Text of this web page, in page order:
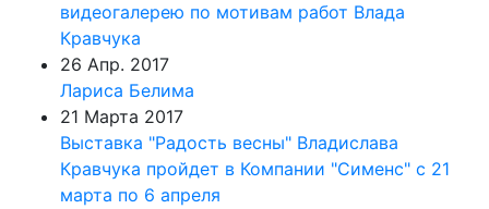
видеогалерею по мотивам работ Влада
Кравчука
26 Апр. 2017
Лариса Белима
21 Марта 2017
Выставка "Радость весны" Владислава
Кравчука пройдет в Компании "Сименс" с 21
марта по 6 апреля